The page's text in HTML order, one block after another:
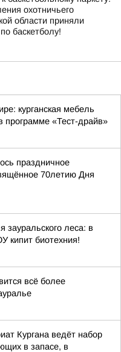
охотничьего
области приняли
баскетболу!
курганская мебель
программе «Тест-драйв»
праздничное
70летию Дня
зауральского леса: в
кипит биотехния!
всё более
Кургана ведёт набор
в запасе, в